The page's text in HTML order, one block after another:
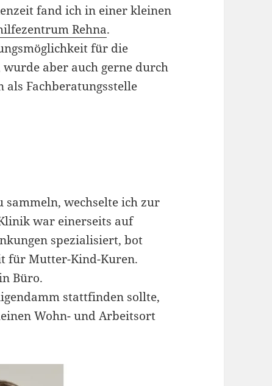
fand ich in einer kleinen
Rehna.
für die
aber auch gerne durch
Fachberatungsstelle
wechselte ich zur
war einerseits auf
spezialisiert, bot
für Mutter-Kind-Kuren.
Büro.
stattfinden sollte,
Wohn- und Arbeitsort